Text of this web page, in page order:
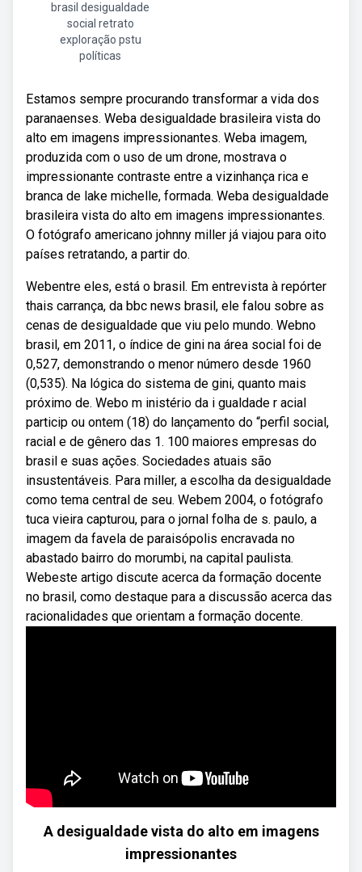
brasil desigualdade
social retrato
exploração pstu
políticas
Estamos sempre procurando transformar a vida dos
paranaenses. Weba desigualdade brasileira vista do
alto em imagens impressionantes. Weba imagem,
produzida com o uso de um drone, mostrava o
impressionante contraste entre a vizinhança rica e
branca de lake michelle, formada. Weba desigualdade
brasileira vista do alto em imagens impressionantes.
O fotógrafo americano johnny miller já viajou para oito
países retratando, a partir do.
Webentre eles, está o brasil. Em entrevista à repórter
thais carrança, da bbc news brasil, ele falou sobre as
cenas de desigualdade que viu pelo mundo. Webno
brasil, em 2011, o índice de gini na área social foi de
0,527, demonstrando o menor número desde 1960
(0,535). Na lógica do sistema de gini, quanto mais
próximo de. Webo m inistério da i gualdade r acial
particip ou ontem (18) do lançamento do “perfil social,
racial e de gênero das 1. 100 maiores empresas do
brasil e suas ações. Sociedades atuais são
insustentáveis. Para miller, a escolha da desigualdade
como tema central de seu. Webem 2004, o fotógrafo
tuca vieira capturou, para o jornal folha de s. paulo, a
imagem da favela de paraisópolis encravada no
abastado bairro do morumbi, na capital paulista.
Webeste artigo discute acerca da formação docente
no brasil, como destaque para a discussão acerca das
racionalidades que orientam a formação docente.
A desigualdade vista do alto em imagens
impressionantes